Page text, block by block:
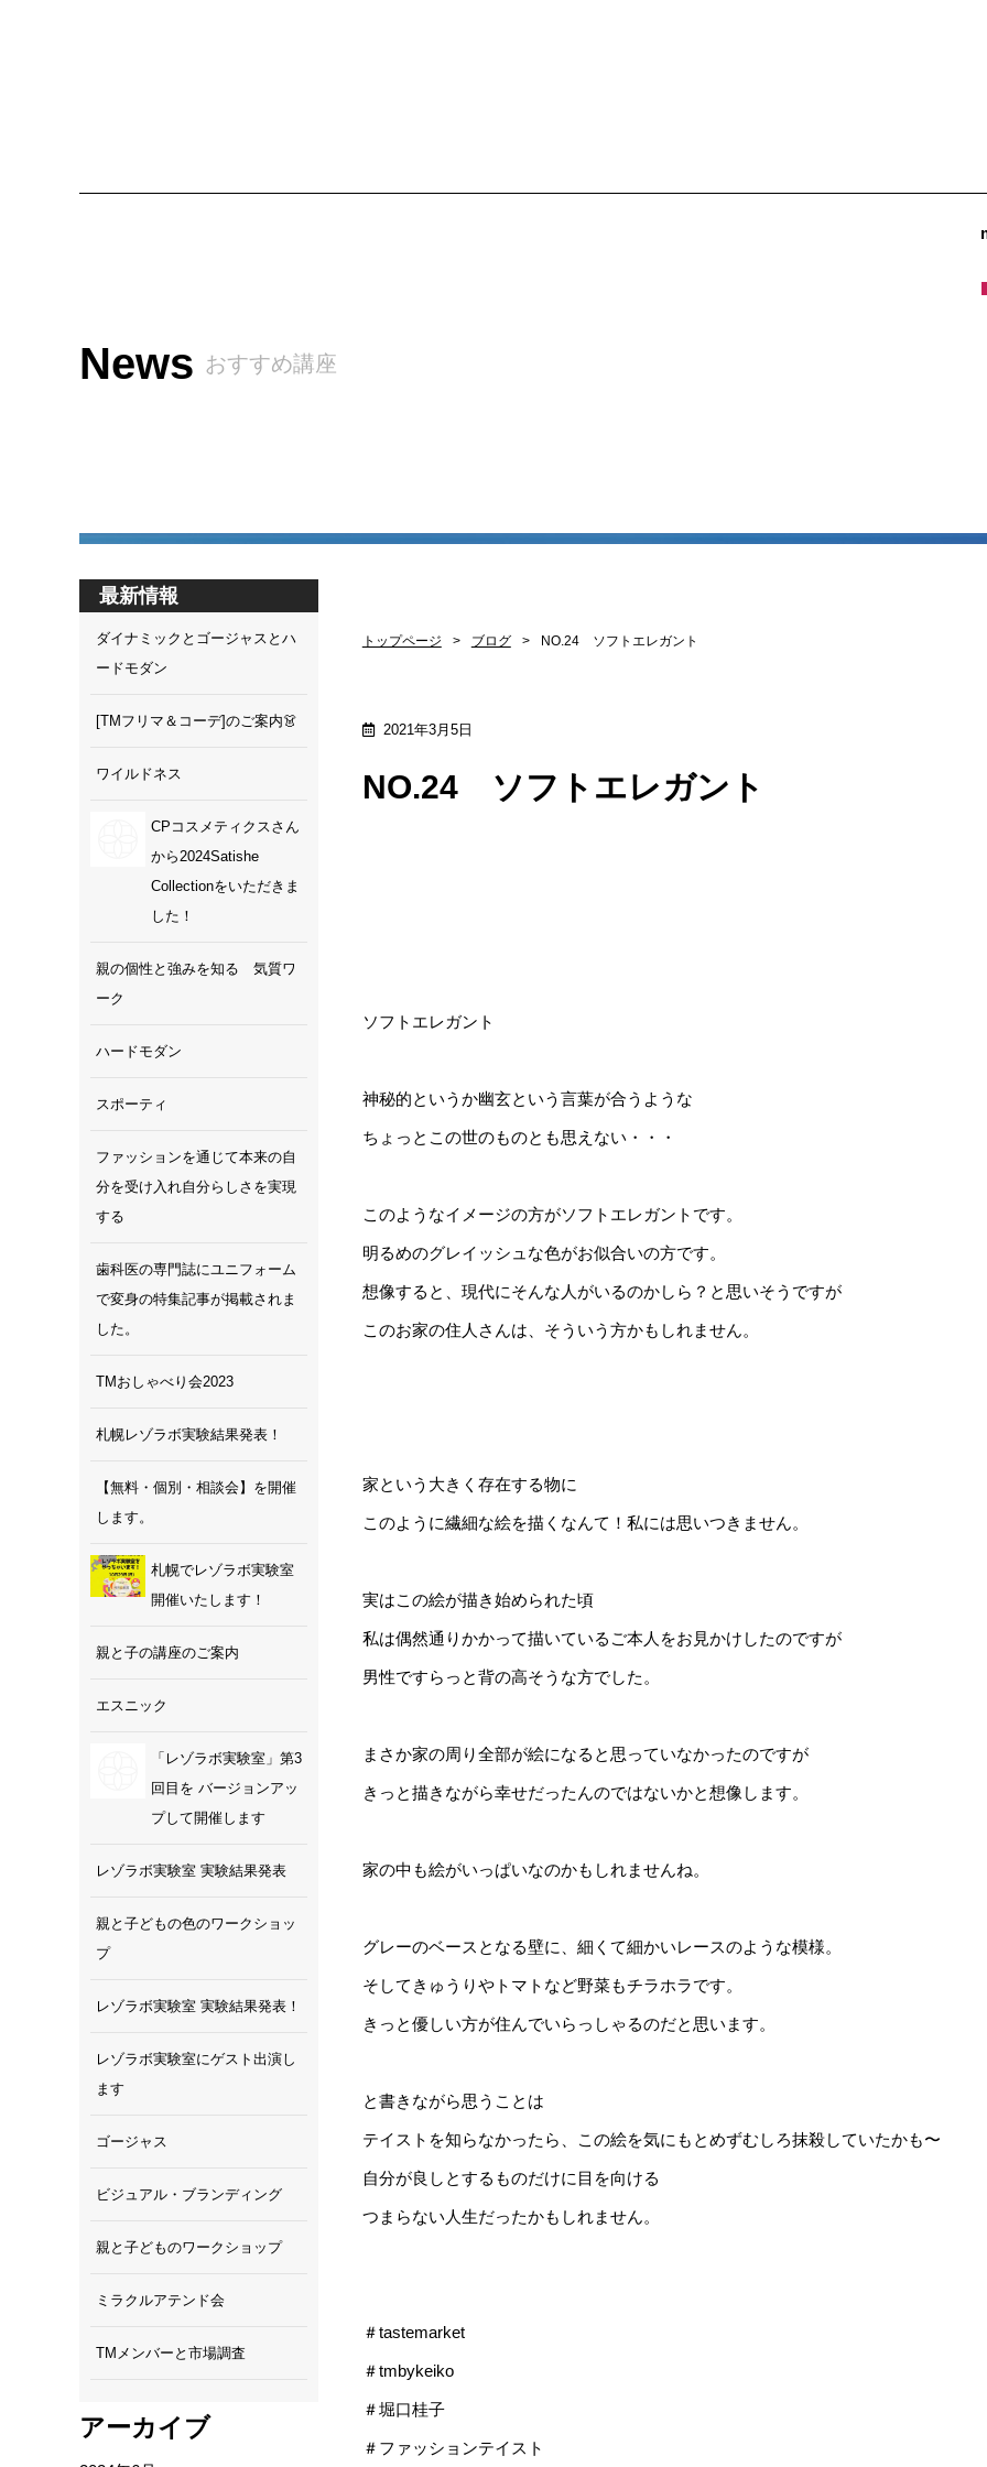
News おすすめ講座
トップページ ブログ NO.24 ソフトエレガント
2021年3月5日
NO.24 ソフトエレガント
ソフトエレガント
神秘的というか幽玄という言葉が合うような
ちょっとこの世のものとも思えない・・・
このようなイメージの方がソフトエレガントです。
明るめのグレイッシュな色がお似合いの方です。
想像すると、現代にそんな人がいるのかしら？と思いそうですが
このお家の住人さんは、そういう方かもしれません。
家という大きく存在する物に
このように繊細な絵を描くなんて！私には思いつきません。
実はこの絵が描き始められた頃
私は偶然通りかかって描いているご本人をお見かけしたのですが
男性ですらっと背の高そうな方でした。
まさか家の周り全部が絵になると思っていなかったのですが
きっと描きながら幸せだったんのではないかと想像します。
家の中も絵がいっぱいなのかもしれませんね。
グレーのベースとなる壁に、細くて細かいレースのような模様。
そしてきゅうりやトマトなど野菜もチラホラです。
きっと優しい方が住んでいらっしゃるのだと思います。
と書きながら思うことは
テイストを知らなかったら、この絵を気にもとめずむしろ抹殺していたかも〜
自分が良しとするものだけに目を向ける
つまらない人生だったかもしれません。
＃tastemarket
＃tmbykeiko
＃堀口桂子
＃ファッションテイスト
最新情報
ダイナミックとゴージャスとハ
ードモダン
[TMフリマ＆コーデ]のご案内👗
ワイルドネス
CPコスメティクスさん
から2024Satishe
Collectionをいただきま
した！
親の個性と強みを知る 気質ワ
ーク
ハードモダン
スポーティ
ファッションを通じて本来の自
分を受け入れ自分らしさを実現
する
歯科医の専門誌にユニフォーム
で変身の特集記事が掲載されま
した。
TMおしゃべり会2023
札幌レゾラボ実験結果発表！
【無料・個別・相談会】を開催
します。
札幌でレゾラボ実験室
開催いたします！
親と子の講座のご案内
エスニック
「レゾラボ実験室」第3
回目を バージョンアッ
プして開催します
レゾラボ実験室 実験結果発表
親と子どもの色のワークショッ
プ
レゾラボ実験室 実験結果発表！
レゾラボ実験室にゲスト出演し
ます
ゴージャス
ビジュアル・ブランディング
親と子どものワークショップ
ミラクルアテンド会
TMメンバーと市場調査
アーカイブ